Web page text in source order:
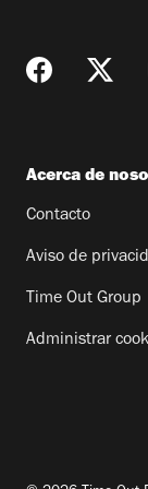
Acerca de
Contacto
Aviso de
Time Out Group
Administrar